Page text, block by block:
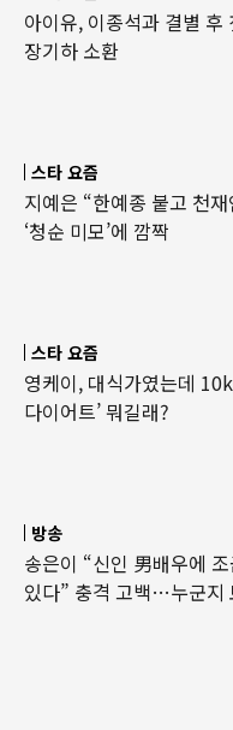
아이유, 이종석과 결별 후
장기하 소환
스타 요즘
지예은 “한예종 붙고 천
‘청순 미모’에 깜짝
스타 요즘
영케이, 대식가였는데
다이어트’ 뭐길래?
방송
송은이 “신인 男배우에
있다” 충격 고백…누군지